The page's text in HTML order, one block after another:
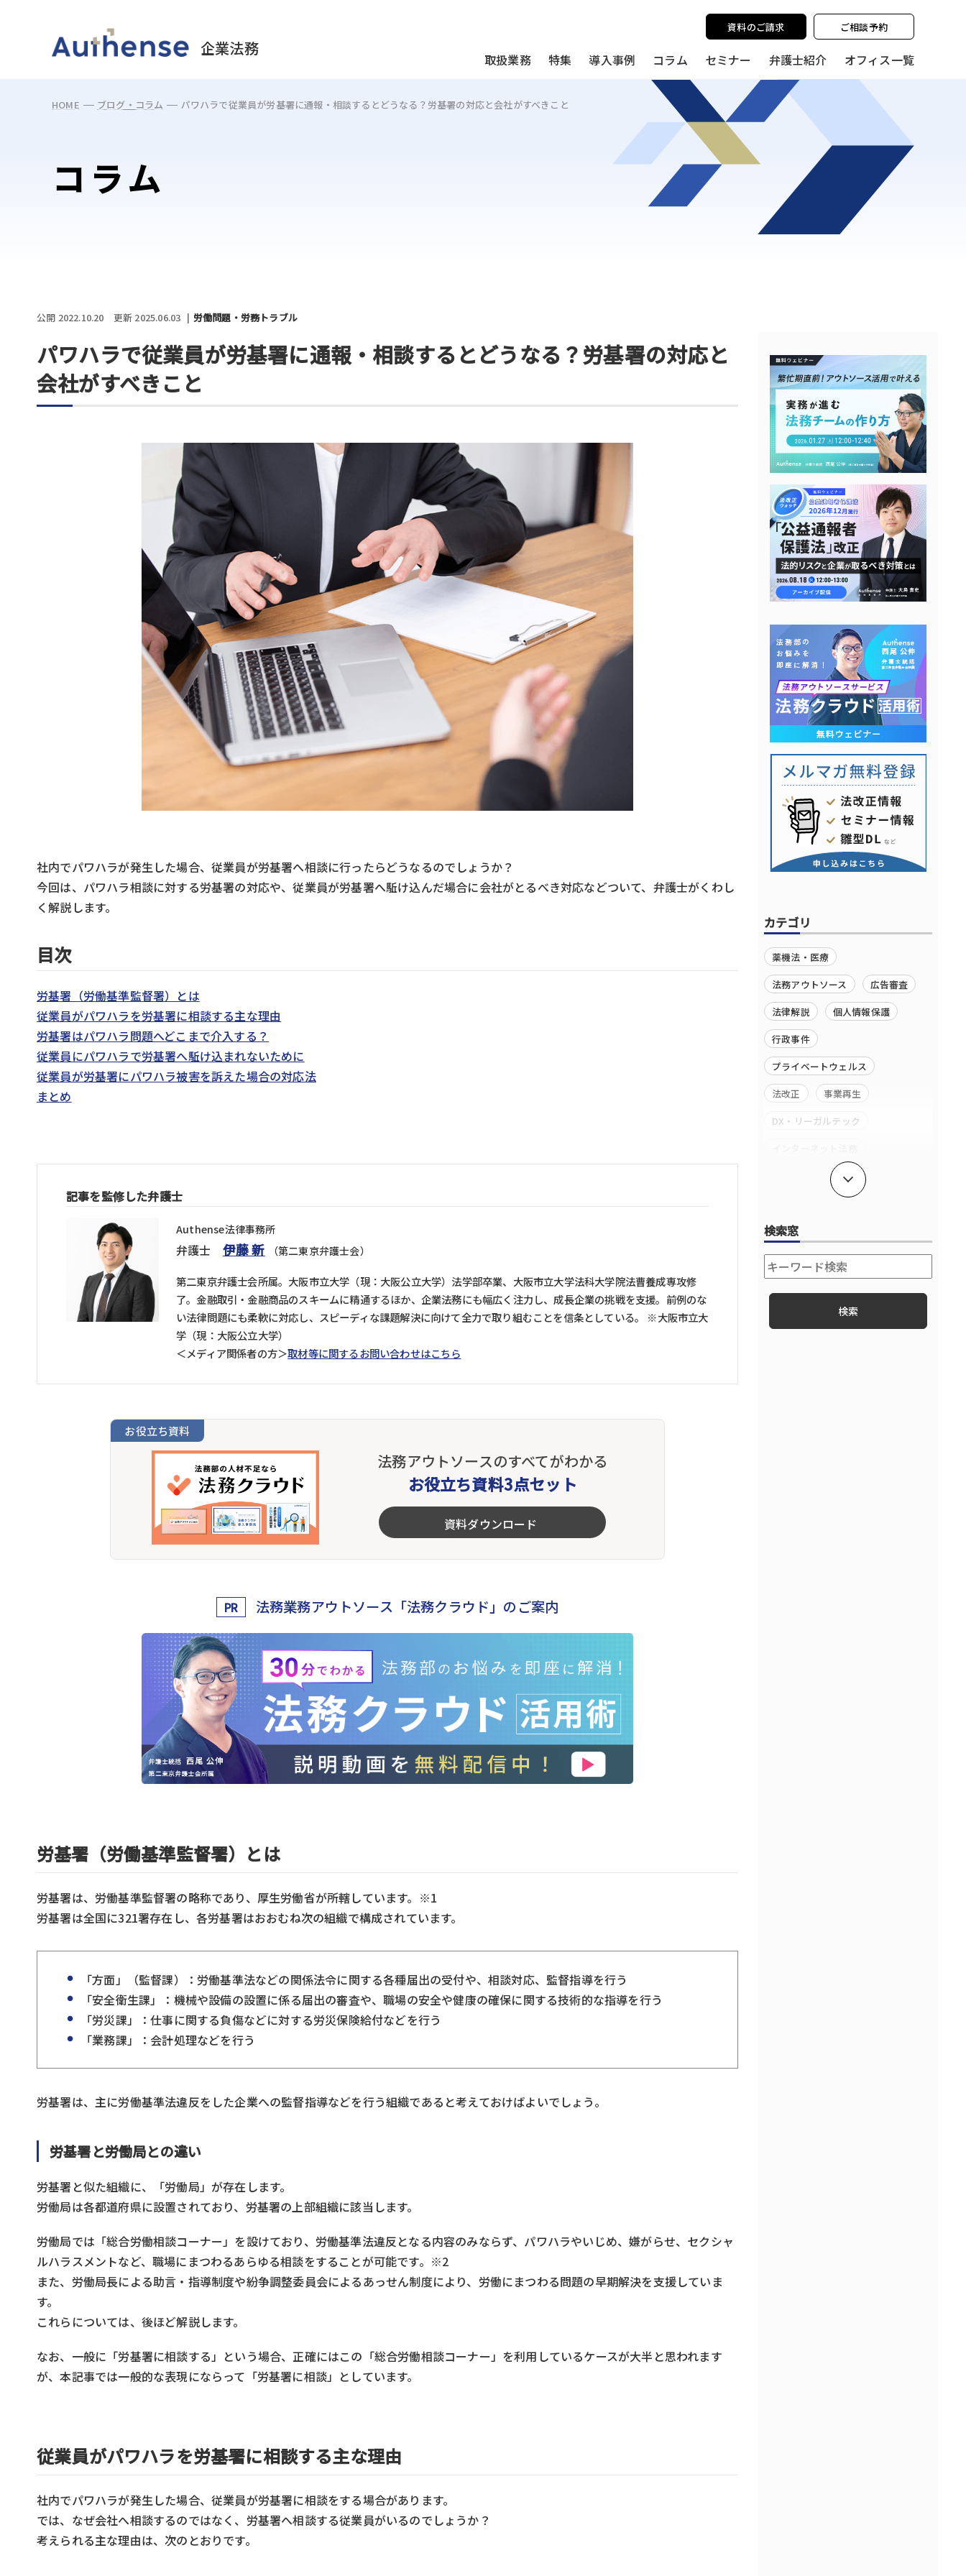
企業法務
取扱業務 特集 導入事例 コラム セミナー 弁護士紹介 オフィス一覧
資料のご請求 ご相談予約
HOME ブログ・コラム パワハラで従業員が労基署に通報・相談するとどうなる？労基署の対応と会社がすべきこと
コラム
公開 2022.10.20 更新 2025.06.03 労働問題・労務トラブル
パワハラで従業員が労基署に通報・相談するとどうなる？労基署の対応と
会社がすべきこと
社内でパワハラが発生した場合、従業員が労基署へ相談に行ったらどうなるのでしょうか？
今回は、パワハラ相談に対する労基署の対応や、従業員が労基署へ駈け込んだ場合に会社がとるべき対応などついて、弁護士がくわし
く解説します。
目次
労基署（労働基準監督署）とは
従業員がパワハラを労基署に相談する主な理由
労基署はパワハラ問題へどこまで介入する？
従業員にパワハラで労基署へ駈け込まれないために
従業員が労基署にパワハラ被害を訴えた場合の対応法
まとめ
記事を監修した弁護士
Authense法律事務所
弁護士 伊藤 新 （第二東京弁護士会）
第二東京弁護士会所属。大阪市立大学（現：大阪公立大学）法学部卒業、大阪市立大学法科大学院法曹養成専攻修
了。金融取引・金融商品のスキームに精通するほか、企業法務にも幅広く注力し、成長企業の挑戦を支援。前例のな
い法律問題にも柔軟に対応し、スピーディな課題解決に向けて全力で取り組むことを信条としている。 ※大阪市立大
学（現：大阪公立大学）
＜メディア関係者の方＞取材等に関するお問い合わせはこちら
お役立ち資料
法務アウトソースのすべてがわかる
お役立ち資料3点セット
資料ダウンロード
PR 法務業務アウトソース「法務クラウド」のご案内
労基署（労働基準監督署）とは
労基署は、労働基準監督署の略称であり、厚生労働省が所轄しています。※1
労基署は全国に321署存在し、各労基署はおおむね次の組織で構成されています。
「方面」（監督課）：労働基準法などの関係法令に関する各種届出の受付や、相談対応、監督指導を行う
「安全衛生課」：機械や設備の設置に係る届出の審査や、職場の安全や健康の確保に関する技術的な指導を行う
「労災課」：仕事に関する負傷などに対する労災保険給付などを行う
「業務課」：会計処理などを行う
労基署は、主に労働基準法違反をした企業への監督指導などを行う組織であると考えておけばよいでしょう。
労基署と労働局との違い
労基署と似た組織に、「労働局」が存在します。
労働局は各都道府県に設置されており、労基署の上部組織に該当します。
労働局では「総合労働相談コーナー」を設けており、労働基準法違反となる内容のみならず、パワハラやいじめ、嫌がらせ、セクシャ
ルハラスメントなど、職場にまつわるあらゆる相談をすることが可能です。※2
また、労働局長による助言・指導制度や紛争調整委員会によるあっせん制度により、労働にまつわる問題の早期解決を支援していま
す。
これらについては、後ほど解説します。
なお、一般に「労基署に相談する」という場合、正確にはこの「総合労働相談コーナー」を利用しているケースが大半と思われます
が、本記事では一般的な表現にならって「労基署に相談」としています。
従業員がパワハラを労基署に相談する主な理由
社内でパワハラが発生した場合、従業員が労基署に相談をする場合があります。
では、なぜ会社へ相談するのではなく、労基署へ相談する従業員がいるのでしょうか？
考えられる主な理由は、次のとおりです。
カテゴリ
薬機法・医療
法務アウトソース
広告審査
法律解説
個人情報保護
行政事件
プライベートウェルス
法改正
事業再生
DX・リーガルテック
独禁法・競争法
コーポレート・コーポレートガバ
ナンス
エンターテイメント・スポーツ法
務
知財・特許
検索窓
May we use cookies to track your activities? We take your privacy very seriously. Please see our privacy policy for details and any questions.YesNo